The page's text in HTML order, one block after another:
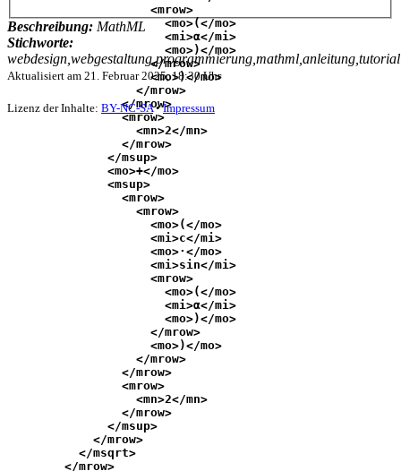
                    <mrow>
                      <mo>(</mo>
                      <mi>α</mi>
                      <mo>)</mo>
                    </mrow>
                    <mo>)</mo>
                  </mrow>
                </mrow>
                <mrow>
                  <mn>2</mn>
                </mrow>
              </msup>
              <mo>+</mo>
              <msup>
                <mrow>
                  <mrow>
                    <mo>(</mo>
                    <mi>c</mi>
                    <mo>⋅</mo>
                    <mi>sin</mi>
                    <mrow>
                      <mo>(</mo>
                      <mi>α</mi>
                      <mo>)</mo>
                    </mrow>
                    <mo>)</mo>
                  </mrow>
                </mrow>
                <mrow>
                  <mn>2</mn>
                </mrow>
              </msup>
            </mrow>
          </msqrt>
        </mrow>
Beschreibung: MathML
Stichworte:
webdesign,webgestaltung,programmierung,mathml,anleitung,tutorial
Aktualisiert am 21. Februar 2025, 18:30 Uhr
Lizenz der Inhalte: BY-NC-SA•Impressum